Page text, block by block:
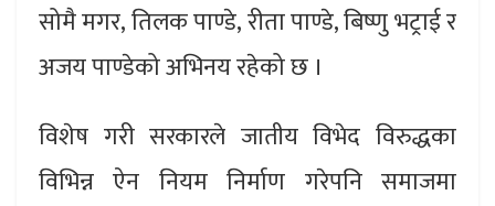
सोमै मगर, तिलक पाण्डे, रीता पाण्डे, बिष्णु भट्राई र
अजय पाण्डेको अभिनय रहेको छ ।
विशेष गरी सरकारले जातीय विभेद विरुद्धका
विभिन्न ऐन नियम निर्माण गरेपनि समाजमा